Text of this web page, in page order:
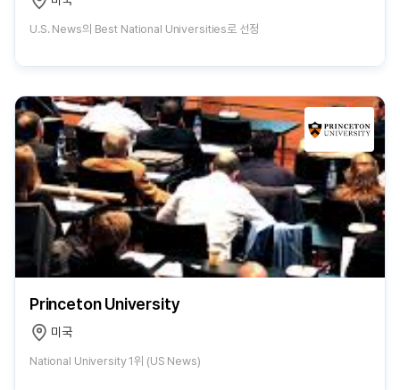
U.S. News의 Best National Universities로 선정
Princeton University
미국
National University 1위 (US News)